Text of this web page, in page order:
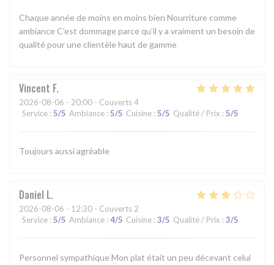
Chaque année de moins en moins bien Nourriture comme
ambiance C’est dommage parce qu’il y a vraiment un besoin de
qualité pour une clientèle haut de gamme
Vincent F
2026-08-06 - 20:00 - Couverts 4
Service : 5/5 Ambiance : 5/5 Cuisine : 5/5 Qualité / Prix : 5/5
Toujours aussi agréable
Daniel L
2026-08-06 - 12:30 - Couverts 2
Service : 5/5 Ambiance : 4/5 Cuisine : 3/5 Qualité / Prix : 3/5
Personnel sympathique Mon plat était un peu décevant celui